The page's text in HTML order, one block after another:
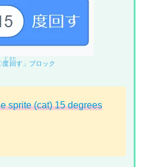
度
ど
回
まわ
す」ブロック
sprite (cat) 15 degrees